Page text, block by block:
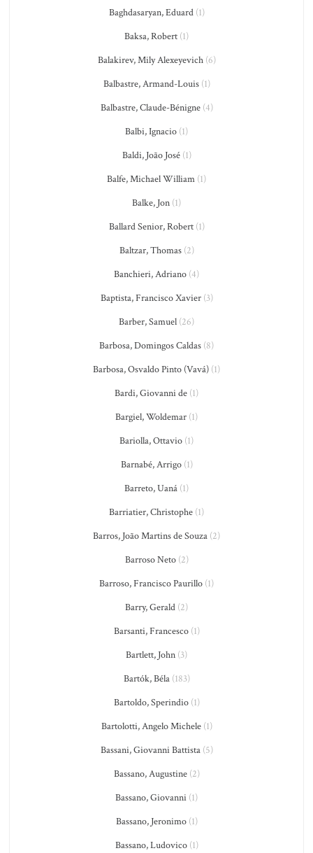
Baghdasaryan, Eduard(1)
Baksa, Robert (1)
Balakirev, Mily Alexeyevich(6)
Balbastre, Armand-Louis(1)
Balbastre, Claude-Bénigne(4)
Balbi, Ignacio (1)
Baldi, João José(1)
Balfe, Michael William (1)
Balke, Jon (1)
Ballard Senior, Robert(1)
Baltzar, Thomas(2)
Banchieri, Adriano (4)
Baptista, Francisco Xavier(3)
Barber, Samuel (26)
Barbosa, Domingos Caldas (8)
Barbosa, Osvaldo Pinto (Vavá) (1)
Bardi, Giovanni de (1)
Bargiel, Woldemar (1)
Bariolla, Ottavio (1)
Barnabé, Arrigo(1)
Barreto, Uaná (1)
Barriatier, Christophe (1)
Barros, João Martins de Souza (2)
Barroso Neto(2)
Barroso, Francisco Paurillo (1)
Barry, Gerald (2)
Barsanti, Francesco(1)
Bartlett, John (3)
Bartók, Béla(183)
Bartoldo, Sperindio(1)
Bartolotti, Angelo Michele(1)
Bassani, Giovanni Battista(5)
Bassano, Augustine(2)
Bassano, Giovanni (1)
Bassano, Jeronimo(1)
Bassano, Ludovico(1)